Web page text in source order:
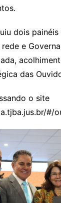
dois
e
das
o site
#/